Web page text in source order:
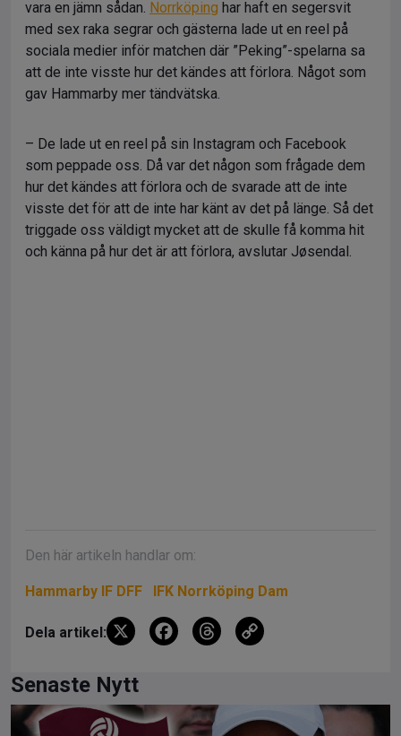
vara en jämn sådan. Norrköping har haft en segersvit
med sex raka segrar och gästerna lade ut en reel på
sociala medier inför matchen där ”Peking”-spelarna sa
att de inte visste hur det kändes att förlora. Något som
gav Hammarby mer tändvätska.
– De lade ut en reel på sin Instagram och Facebook
som peppade oss. Då var det någon som frågade dem
hur det kändes att förlora och de svarade att de inte
visste det för att de inte har känt av det på länge. Så det
triggade oss väldigt mycket att de skulle få komma hit
och känna på hur det är att förlora, avslutar Jøsendal.
Den här artikeln handlar om:
Hammarby IF DFF IFK Norrköping Dam
Dela artikel: X
F
b
T
a
Li
Senaste Nytt